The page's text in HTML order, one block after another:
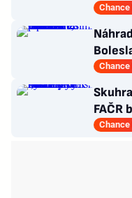
Chance
Chance
FAČR
Chance